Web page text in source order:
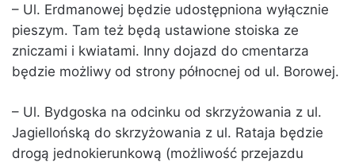
– Ul. Erdmanowej będzie udostępniona wyłącznie
pieszym. Tam też będą ustawione stoiska ze
zniczami i kwiatami. Inny dojazd do cmentarza
będzie możliwy od strony północnej od ul. Borowej.
– Ul. Bydgoska na odcinku od skrzyżowania z ul.
Jagiellońską do skrzyżowania z ul. Rataja będzie
drogą jednokierunkową (możliwość przejazdu